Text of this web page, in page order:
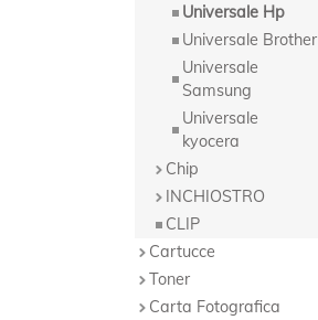
Universale Hp
Universale Brother
Universale
Samsung
Universale
kyocera
Chip
INCHIOSTRO
CLIP
Cartucce
Toner
Carta Fotografica